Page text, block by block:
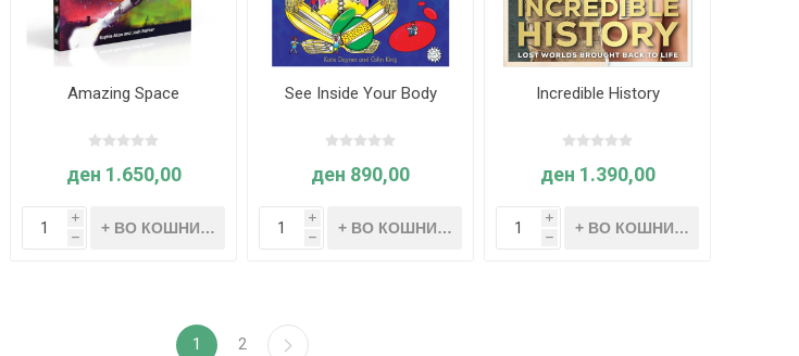
Amazing Space
ден 1.650,00
i
h
See Inside Your Body
ден 890,00
i
h
Incredible History
ден 1.390,00
i
h
1 2